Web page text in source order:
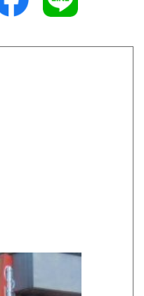
三重県
京都府 600円
福岡県
長崎県